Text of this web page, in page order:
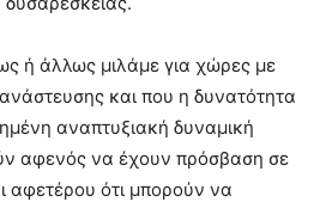
ή άλλως μιλάμε για χώρες με
και που η δυνατότητα
αναπτυξιακή δυναμική
αφενός να έχουν πρόσβαση σε
αφετέρου ότι μπορούν να